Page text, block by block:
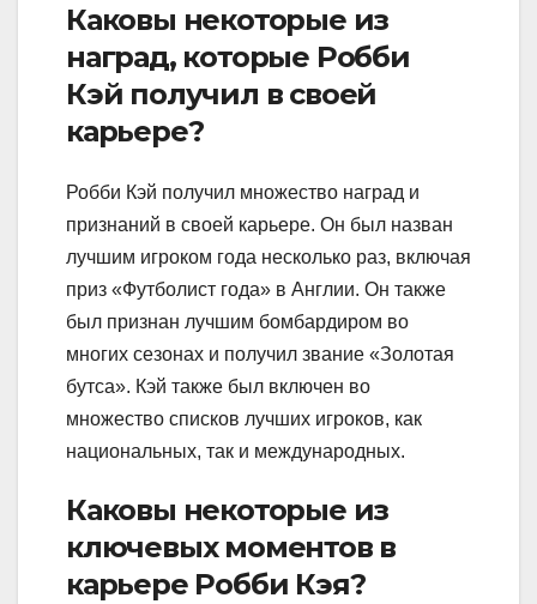
Каковы некоторые из
наград, которые Робби
Кэй получил в своей
карьере?
Робби Кэй получил множество наград и
признаний в своей карьере. Он был назван
лучшим игроком года несколько раз, включая
приз «Футболист года» в Англии. Он также
был признан лучшим бомбардиром во
многих сезонах и получил звание «Золотая
бутса». Кэй также был включен во
множество списков лучших игроков, как
национальных, так и международных.
Каковы некоторые из
ключевых моментов в
карьере Робби Кэя?